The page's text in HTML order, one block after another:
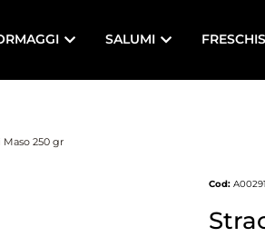
SALUMI
250 gr
Cod: A00291